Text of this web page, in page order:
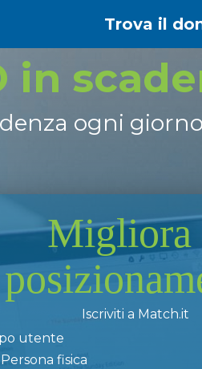
Trova il
in
ogni
Iscriviti a Match.it
utente
Persona fisica